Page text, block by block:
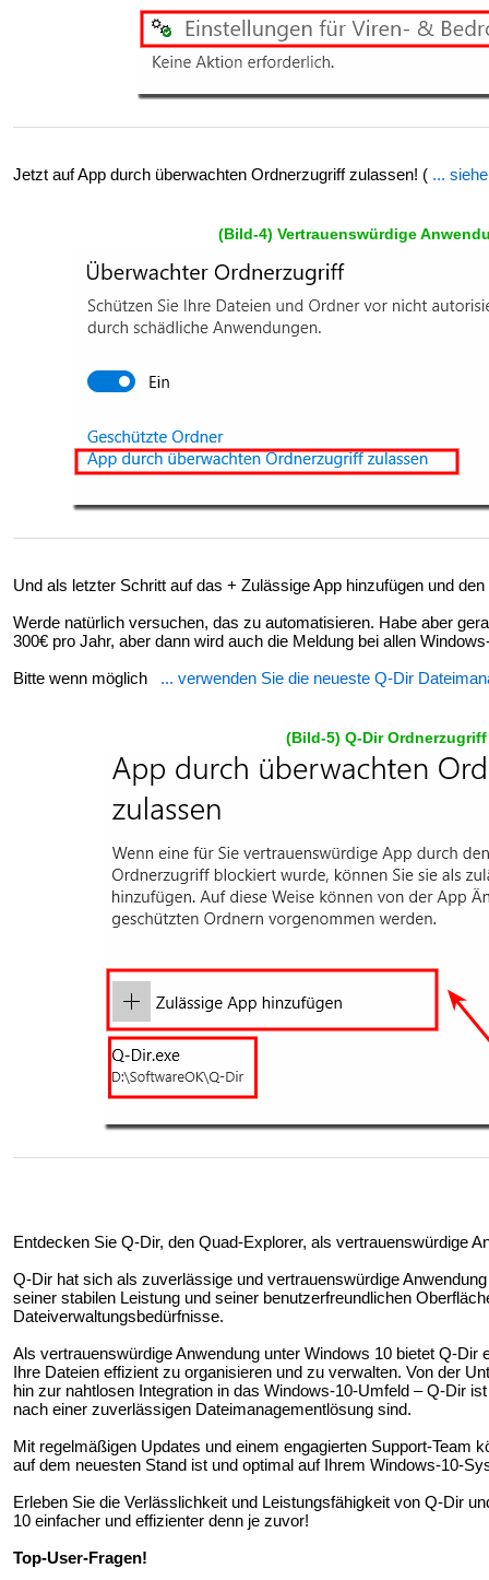
Jetzt auf App durch überwachten Ordnerzugriff zulassen! ( ...
(Bild-4) Vertrauenswürdige
Und als letzter Schritt auf das + Zulässige App hinzufügen und
Werde natürlich versuchen, das zu automatisieren. Habe aber
300€ pro Jahr, aber dann wird auch die Meldung bei allen
Bitte wenn möglich
... verwenden Sie die neueste Q-Dir
(Bild-5) Q-Dir
Entdecken Sie Q-Dir, den Quad-Explorer, als vertrauenswürdige
Q-Dir hat sich als zuverlässige und vertrauenswürdige
seiner stabilen Leistung und seiner benutzerfreundlichen
Dateiverwaltungsbedürfnisse.
Als vertrauenswürdige Anwendung unter Windows 10 bietet Q-
Ihre Dateien effizient zu organisieren und zu verwalten. Von der
hin zur nahtlosen Integration in das Windows-10-Umfeld – Q-Dir
nach einer zuverlässigen Dateimanagementlösung sind.
Mit regelmäßigen Updates und einem engagierten Support-Team
auf dem neuesten Stand ist und optimal auf Ihrem Windows-10-
Erleben Sie die Verlässlichkeit und Leistungsfähigkeit von Q-Dir
10 einfacher und effizienter denn je zuvor!
Top-User-Fragen!